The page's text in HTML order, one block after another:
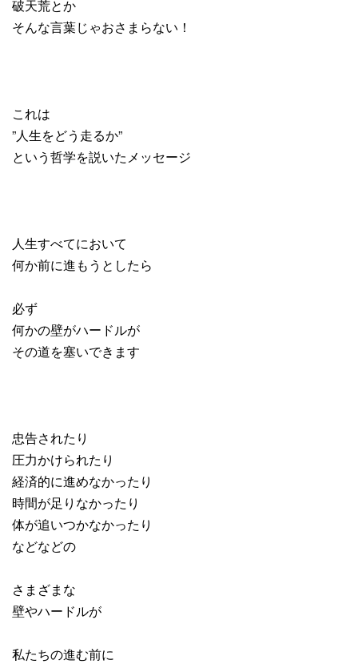
破天荒とか
そんな言葉じゃおさまらない！
これは
”人生をどう走るか”
という哲学を説いたメッセージ
人生すべてにおいて
何か前に進もうとしたら
必ず
何かの壁がハードルが
その道を塞いできます
忠告されたり
圧力かけられたり
経済的に進めなかったり
時間が足りなかったり
体が追いつかなかったり
などなどの
さまざまな
壁やハードルが
私たちの進む前に